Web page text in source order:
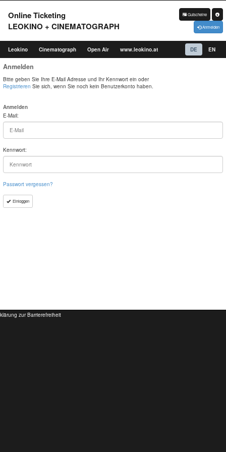
Online Ticketing
LEOKINO + CINEMATOGRAPH
Gutscheine
Anmelden
Leokino Cinematograph Open Air www.leokino.at EN
DE
Anmelden
Bitte geben Sie Ihre E-Mail Adresse und Ihr Kennwort ein oder
Registrieren Sie sich, wenn Sie noch kein Benutzerkonto haben.
Anmelden
E-Mail:
Kennwort:
Passwort vergessen?
Einloggen
zur Barrierefreiheit